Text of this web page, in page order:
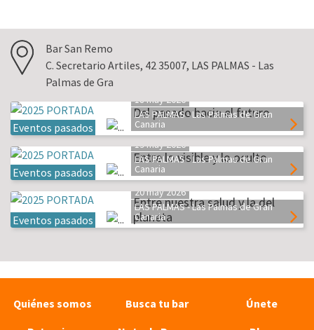
Bar San Remo
C. Secretario Artiles, 42 35007, LAS PALMAS - Las
Palmas de Gra
Eventos pasados
Del pasado hacia el futuro
18 may 2026
LAS PALMAS - Las Palmas de Gran
Canaria
Eventos pasados
Entre lo visible y lo oculto
19 may 2026
LAS PALMAS - Las Palmas de Gran
Canaria
Eventos pasados
Entre nuestra salud y la del
planeta
20 may 2026
LAS PALMAS - Las Palmas de Gran
Canaria
Quiénes somos Busca tu bar
Únete